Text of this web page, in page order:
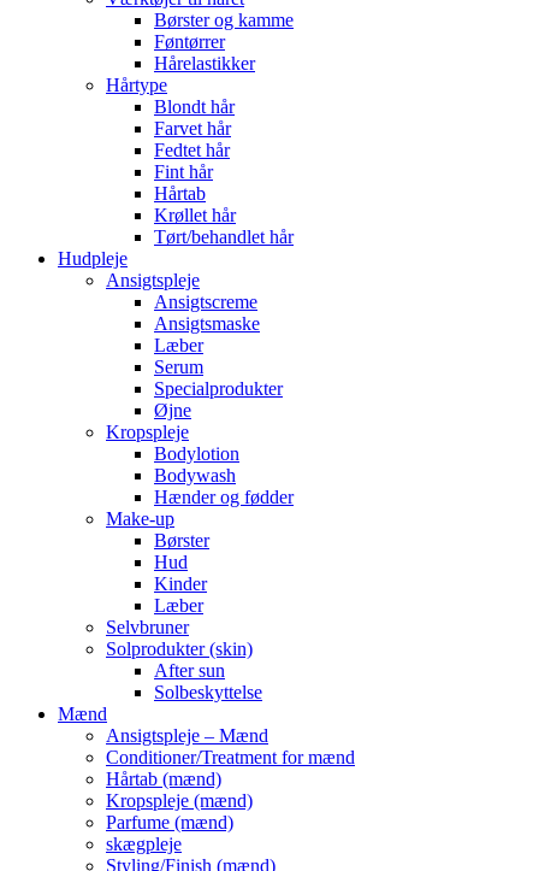
Børster og kamme
Føntørrer
Hårelastikker
Hårtype
Blondt hår
Farvet hår
Fedtet hår
Fint hår
Hårtab
Krøllet hår
Tørt/behandlet hår
Hudpleje
Ansigtspleje
Ansigtscreme
Ansigtsmaske
Læber
Serum
Specialprodukter
Øjne
Kropspleje
Bodylotion
Bodywash
Hænder og fødder
Make-up
Børster
Hud
Kinder
Læber
Selvbruner
Solprodukter (skin)
After sun
Solbeskyttelse
Mænd
Ansigtspleje – Mænd
Conditioner/Treatment for mænd
Hårtab (mænd)
Kropspleje (mænd)
Parfume (mænd)
skægpleje
Styling/Finish (mænd)